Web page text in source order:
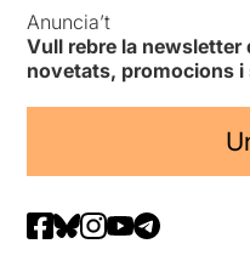
Anuncia’t
Vull rebre la newsletter
novetats, promocions i